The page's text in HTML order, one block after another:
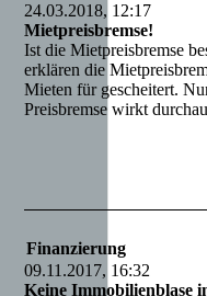
24.03.2018, 12:17
Mietpreisbremse!
Ist die Mietpreisbremse
erklären die
Mieten für gescheitert.
Preisbremse wirkt
Finanzierung
09.11.2017, 16:32
Keine Immobilienblase